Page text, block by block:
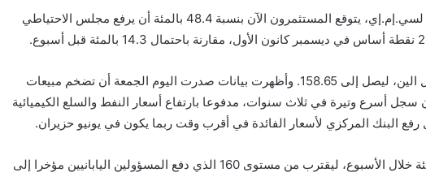
وبحسب أداة فيد ووتش التابعة لسي.إم.إي، يتوقع المستثمرون الآن بنسبة 48.4 بالمئة أن يرفع مجلس الاحتياطي
وصعد الدولار 0.19 بالمئة مقابل الين، ليصل إلى 158.65. وأظهرت بيانات صدرت اليوم الجمعة أن تضخم مبيعات
سجل أسرع وتيرة في ثلاث سنوات، مدفوعا بارتفاع أسعار النفط والسلع الكيميائية
البنك المركزي لأسعار الفائدة في أقرب وقت ربما يكون في يونيو حزيران.
وتراجع ​الين بأكثر ⁠من واحد بالمئة خلال الأسبوع، ليقترب من مستوى 160 الذي دفع المسؤولين اليابانيين مؤخرا إلى